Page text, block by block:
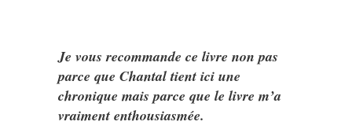
Je vous recommande ce livre non pas
parce que Chantal tient ici une
chronique mais parce que le livre m’a
vraiment enthousiasmée.